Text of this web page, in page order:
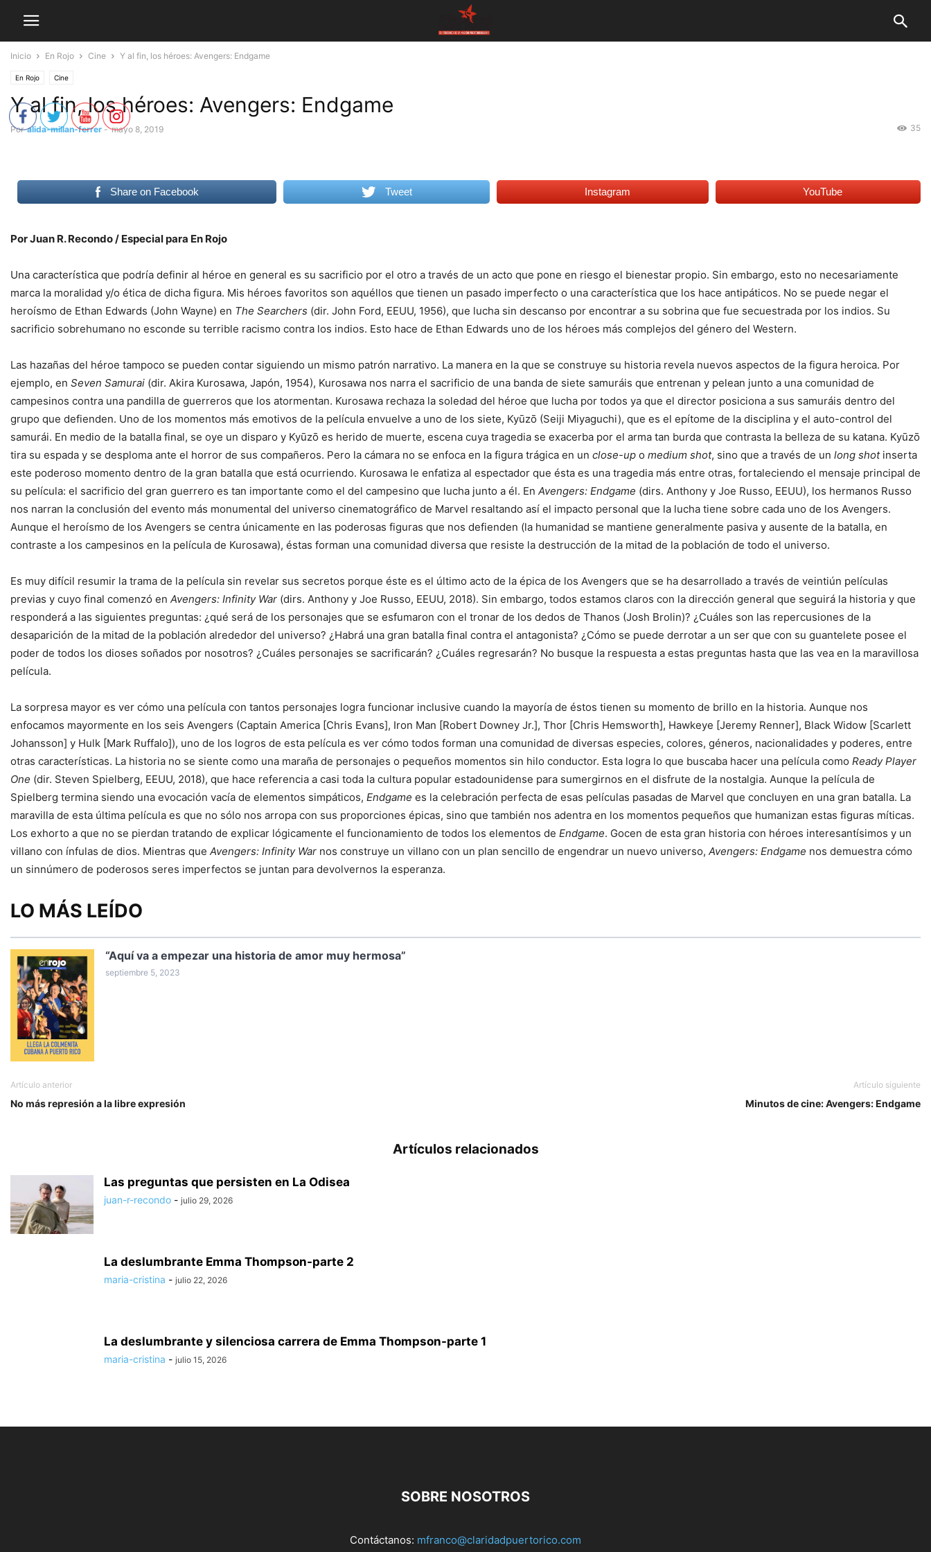
Inicio En Rojo Cine Y al fin, los héroes: Avengers: Endgame
En Rojo Cine
Y al fin, los héroes: Avengers: Endgame
Por alida-millan-ferrer - mayo 8, 2019 35
Share on Facebook Tweet Instagram YouTube
Por Juan R. Recondo / Especial para En Rojo
Una característica que podría definir al héroe en general es su sacrificio por el otro a través de un acto que pone en riesgo el bienestar propio. Sin embargo, esto no necesariamente
marca la moralidad y/o ética de dicha figura. Mis héroes favoritos son aquéllos que tienen un pasado imperfecto o una característica que los hace antipáticos. No se puede negar el
heroísmo de Ethan Edwards (John Wayne) en The Searchers (dir. John Ford, EEUU, 1956), que lucha sin descanso por encontrar a su sobrina que fue secuestrada por los indios. Su
sacrificio sobrehumano no esconde su terrible racismo contra los indios. Esto hace de Ethan Edwards uno de los héroes más complejos del género del Western.
Las hazañas del héroe tampoco se pueden contar siguiendo un mismo patrón narrativo. La manera en la que se construye su historia revela nuevos aspectos de la figura heroica. Por
ejemplo, en Seven Samurai (dir. Akira Kurosawa, Japón, 1954), Kurosawa nos narra el sacrificio de una banda de siete samuráis que entrenan y pelean junto a una comunidad de
campesinos contra una pandilla de guerreros que los atormentan. Kurosawa rechaza la soledad del héroe que lucha por todos ya que el director posiciona a sus samuráis dentro del
grupo que defienden. Uno de los momentos más emotivos de la película envuelve a uno de los siete, Kyūzō (Seiji Miyaguchi), que es el epítome de la disciplina y el auto-control del
samurái. En medio de la batalla final, se oye un disparo y Kyūzō es herido de muerte, escena cuya tragedia se exacerba por el arma tan burda que contrasta la belleza de su katana. Kyūzō
tira su espada y se desploma ante el horror de sus compañeros. Pero la cámara no se enfoca en la figura trágica en un close-up o medium shot, sino que a través de un long shotinserta
este poderoso momento dentro de la gran batalla que está ocurriendo. Kurosawa le enfatiza al espectador que ésta es una tragedia más entre otras, fortaleciendo el mensaje principal de
su película: el sacrificio del gran guerrero es tan importante como el del campesino que lucha junto a él. En Avengers: Endgame (dirs. Anthony y Joe Russo, EEUU), los hermanos Russo
nos narran la conclusión del evento más monumental del universo cinematográfico de Marvel resaltando así el impacto personal que la lucha tiene sobre cada uno de los Avengers.
Aunque el heroísmo de los Avengers se centra únicamente en las poderosas figuras que nos defienden (la humanidad se mantiene generalmente pasiva y ausente de la batalla, en
contraste a los campesinos en la película de Kurosawa), éstas forman una comunidad diversa que resiste la destrucción de la mitad de la población de todo el universo.
Es muy difícil resumir la trama de la película sin revelar sus secretos porque éste es el último acto de la épica de los Avengers que se ha desarrollado a través de veintiún películas
previas y cuyo final comenzó en Avengers: Infinity War (dirs. Anthony y Joe Russo, EEUU, 2018). Sin embargo, todos estamos claros con la dirección general que seguirá la historia y que
responderá a las siguientes preguntas: ¿qué será de los personajes que se esfumaron con el tronar de los dedos de Thanos (Josh Brolin)? ¿Cuáles son las repercusiones de la
desaparición de la mitad de la población alrededor del universo? ¿Habrá una gran batalla final contra el antagonista? ¿Cómo se puede derrotar a un ser que con su guantelete posee el
poder de todos los dioses soñados por nosotros? ¿Cuáles personajes se sacrificarán? ¿Cuáles regresarán? No busque la respuesta a estas preguntas hasta que las vea en la maravillosa
película.
La sorpresa mayor es ver cómo una película con tantos personajes logra funcionar inclusive cuando la mayoría de éstos tienen su momento de brillo en la historia. Aunque nos
enfocamos mayormente en los seis Avengers (Captain America [Chris Evans], Iron Man [Robert Downey Jr.], Thor [Chris Hemsworth], Hawkeye [Jeremy Renner], Black Widow [Scarlett
Johansson] y Hulk [Mark Ruffalo]), uno de los logros de esta película es ver cómo todos forman una comunidad de diversas especies, colores, géneros, nacionalidades y poderes, entre
otras características. La historia no se siente como una maraña de personajes o pequeños momentos sin hilo conductor. Esta logra lo que buscaba hacer una película como Ready Player
One (dir. Steven Spielberg, EEUU, 2018), que hace referencia a casi toda la cultura popular estadounidense para sumergirnos en el disfrute de la nostalgia. Aunque la película de
Spielberg termina siendo una evocación vacía de elementos simpáticos, Endgame es la celebración perfecta de esas películas pasadas de Marvel que concluyen en una gran batalla. La
maravilla de esta última película es que no sólo nos arropa con sus proporciones épicas, sino que también nos adentra en los momentos pequeños que humanizan estas figuras míticas.
Los exhorto a que no se pierdan tratando de explicar lógicamente el funcionamiento de todos los elementos de Endgame. Gocen de esta gran historia con héroes interesantísimos y un
villano con ínfulas de dios. Mientras que Avengers: Infinity War nos construye un villano con un plan sencillo de engendrar un nuevo universo, Avengers: Endgame nos demuestra cómo
un sinnúmero de poderosos seres imperfectos se juntan para devolvernos la esperanza.
LO MÁS LEÍDO
“Aquí va a empezar una historia de amor muy hermosa”
septiembre 5, 2023
Artículo anterior
No más represión a la libre expresión
Artículo siguiente
Minutos de cine: Avengers: Endgame
Artículos relacionados
Las preguntas que persisten en La Odisea
juan-r-recondo - julio 29, 2026
La deslumbrante Emma Thompson-parte 2
maria-cristina - julio 22, 2026
La deslumbrante y silenciosa carrera de Emma Thompson-parte 1
maria-cristina - julio 15, 2026
SOBRE NOSOTROS
Contáctanos: mfranco@claridadpuertorico.com